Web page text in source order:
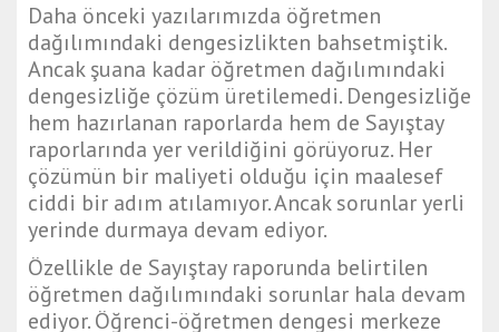
Daha önceki yazılarımızda öğretmen
dağılımındaki dengesizlikten bahsetmiştik.
Ancak şuana kadar öğretmen dağılımındaki
dengesizliğe çözüm üretilemedi. Dengesizliğe
hem hazırlanan raporlarda hem de Sayıştay
raporlarında yer verildiğini görüyoruz. Her
çözümün bir maliyeti olduğu için maalesef
ciddi bir adım atılamıyor. Ancak sorunlar yerli
yerinde durmaya devam ediyor.
Özellikle de Sayıştay raporunda belirtilen
öğretmen dağılımındaki sorunlar hala devam
ediyor. Öğrenci-öğretmen dengesi merkeze